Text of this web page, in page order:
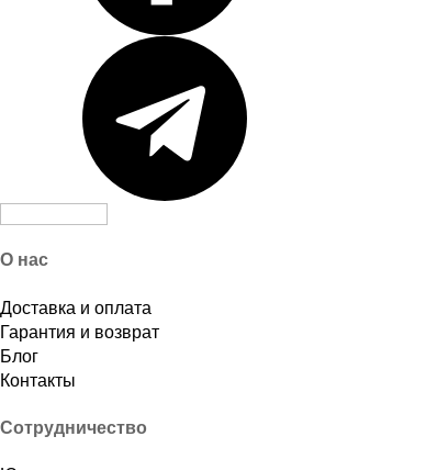
О нас
Доставка и оплата
Гарантия и возврат
Блог
Контакты
Сотрудничество